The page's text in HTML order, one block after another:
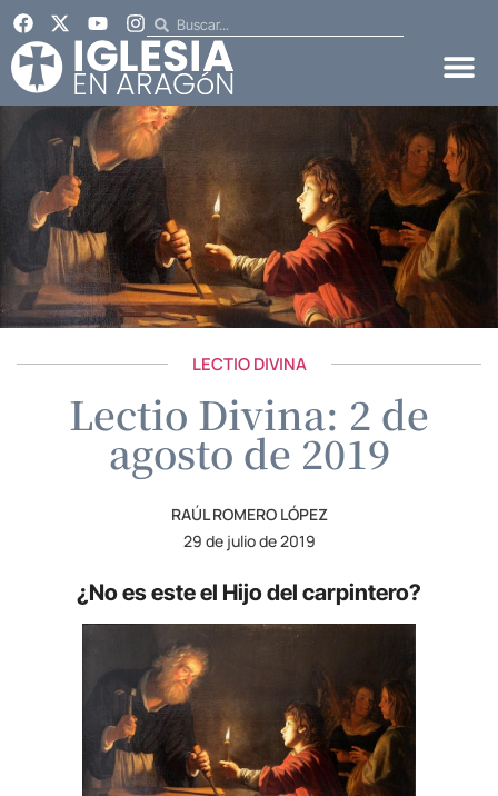
LECTIO DIVINA
Lectio Divina: 2 de
agosto de 2019
RAÚL ROMERO LÓPEZ
29 de julio de 2019
¿No es este el Hijo del carpintero?